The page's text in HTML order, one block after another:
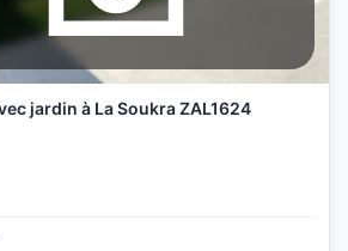
jardin à La Soukra ZAL1624